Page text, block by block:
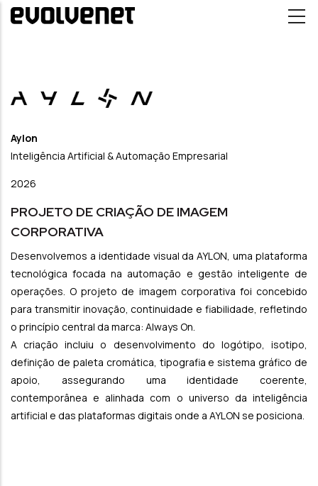
Passar para o conteúdo principal
Aylon
Inteligência Artificial & Automação Empresarial
2026
PROJETO DE CRIAÇÃO DE IMAGEM
CORPORATIVA
Desenvolvemos a identidade visual da AYLON, uma plataforma
tecnológica focada na automação e gestão inteligente de
operações. O projeto de imagem corporativa foi concebido
para transmitir inovação, continuidade e fiabilidade, refletindo
o princípio central da marca: Always On.
A criação incluiu o desenvolvimento do logótipo, isotipo,
definição de paleta cromática, tipografia e sistema gráfico de
apoio, assegurando uma identidade coerente,
contemporânea e alinhada com o universo da inteligência
artificial e das plataformas digitais onde a AYLON se posiciona.